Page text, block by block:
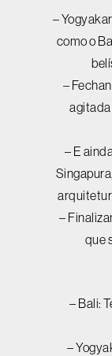
–
como o
–
– E
–
que
– Bali:
–